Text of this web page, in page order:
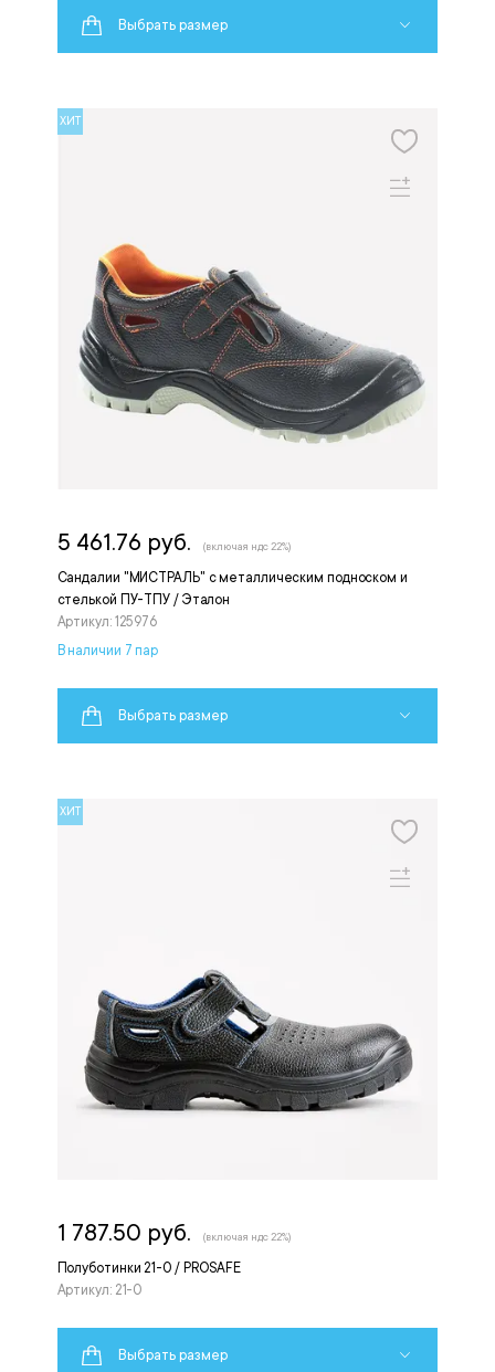
Выбрать размер
ХИТ
Сандалии "МИСТРАЛЬ" с металлическим подноском и
стелькой ПУ-ТПУ / Эталон
Артикул: 125976
5 461.76 руб. (включая ндс 22%)
В наличии 7 пар
Выбрать размер
ХИТ
Полуботинки 21-0 / PROSAFE
Артикул: 21-0
1 787.50 руб. (включая ндс 22%)
Выбрать размер